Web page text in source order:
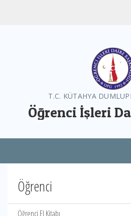
T.C. KÜTAHYA
Öğrenci İşleri
Öğrenci
Öğrenci El Kitabı